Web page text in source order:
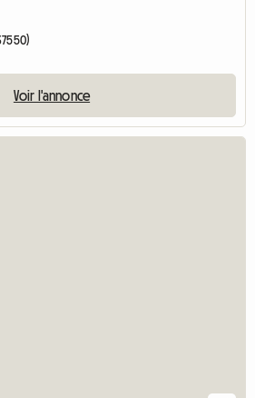
Voir l'annonce